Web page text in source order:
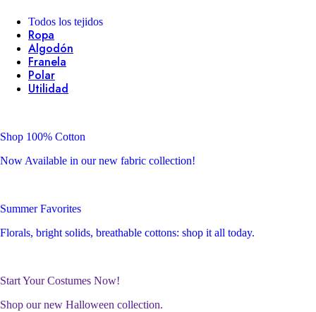
Todos los tejidos
Ropa
Algodón
Franela
Polar
Utilidad
Shop 100% Cotton
Now Available in our new fabric collection!
Summer Favorites
Florals, bright solids, breathable cottons: shop it all today.
Start Your Costumes Now!
Shop our new Halloween collection.